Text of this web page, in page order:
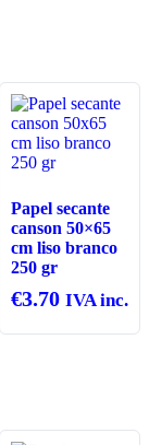
Papel secante
canson 50×65
cm liso branco
250 gr
€3.70 IVA inc.